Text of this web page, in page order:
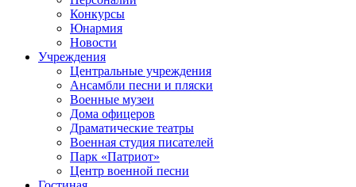
Конкурсы
Юнармия
Новости
Учреждения
Центральные учреждения
Ансамбли песни и пляски
Военные музеи
Дома офицеров
Драматические театры
Военная студия писателей
Парк «Патриот»
Центр военной песни